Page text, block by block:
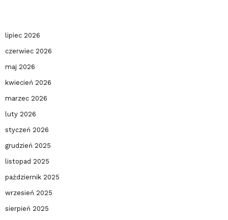
lipiec 2026
czerwiec 2026
maj 2026
kwiecień 2026
marzec 2026
luty 2026
styczeń 2026
grudzień 2025
listopad 2025
październik 2025
wrzesień 2025
sierpień 2025